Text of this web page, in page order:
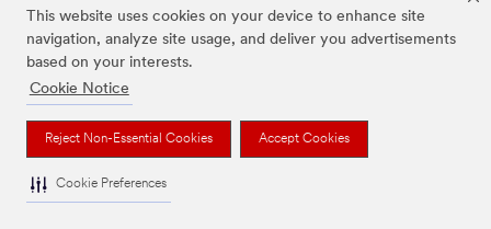
This website uses cookies on your device to enhance site
navigation, analyze site usage, and deliver you advertisements
based on your interests.
Cookie Notice
Reject Non-Essential Cookies Accept Cookies
Cookie Preferences